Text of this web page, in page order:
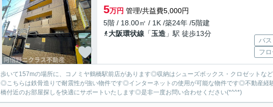
5万円 管理/共益費5,000円
5階 / 18.00㎡ / 1K /築24年 /5階建
大阪環状線 「玉造 」駅 徒歩13分
バス
フ
歩いて157mの場所に、コノミヤ鶴橋駅前店があります◎収納はシューズボックス・クロゼットな
◎こちらは鉄骨造りで耐震性が強い物件です◎インターネットの使用が可能な物件です◎不動産経
橋付近のお部屋探しを快適にサポートいたします◎是非一度お問い合わせください(*^^*)